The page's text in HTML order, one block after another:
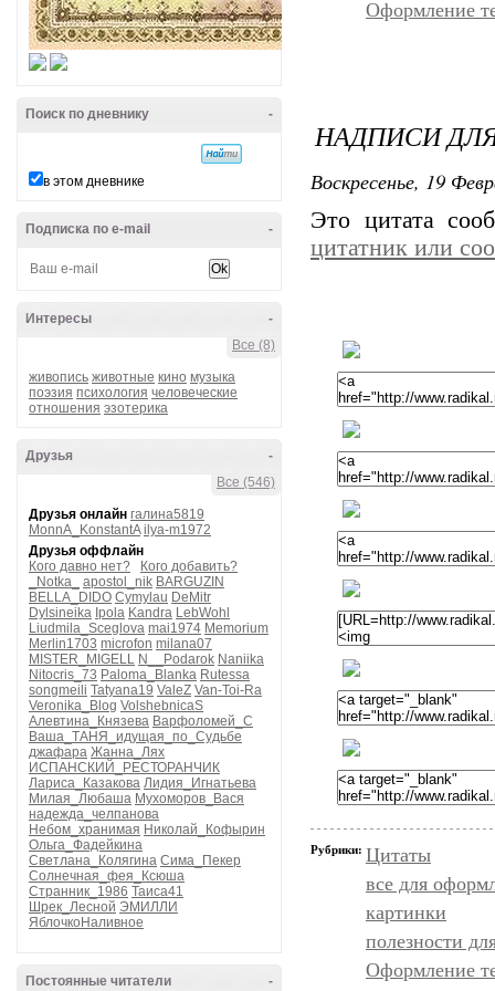
-
Поиск по дневнику
в этом дневнике
-
Подписка по e-mail
-
Интересы
Все (8)
живопись животные кино музыка
поэзия психология человеческие
отношения эзотерика
-
Друзья
Все (546)
Друзья онлайн галина5819
MonnA_KonstantA ilya-m1972
Друзья оффлайн
Кого давно нет?
Кого добавить?
_Notka_
apostol_nik BARGUZIN
BELLA_DIDO Cymylau DeMitr
Dylsineika Ipola Kandra LebWohl
Liudmila_Sceglova mai1974 Memorium
Merlin1703 microfon milana07
MISTER_MIGELL N__Podarok Naniika
Nitocris_73 Paloma_Blanka Rutessa
songmeili Tatyana19 ValeZ Van-Toi-Ra
Veronika_Blog VolshebnicaS
Алевтина_Князева Варфоломей_С
Ваша_ТАНЯ_идущая_по_Судьбе
джафара Жанна_Лях
ИСПАНСКИЙ_РЕСТОРАНЧИК
Лариса_Казакова Лидия_Игнатьева
Милая_Любаша Мухоморов_Вася
надежда_челпанова
Небом_хранимая Николай_Кофырин
Ольга_Фадейкина
Светлана_Колягина Сима_Пекер
Солнечная_фея_Ксюша
Странник_1986 Таиса41
Шрек_Лесной ЭМИЛЛИ
ЯблочкоНаливное
-
Постоянные читатели
Оформление
НАДПИСИ
Воскресенье, 19
Это цитата
цитатник или
Рубрики: Цитаты
все для
картинки
полезности
Оформление